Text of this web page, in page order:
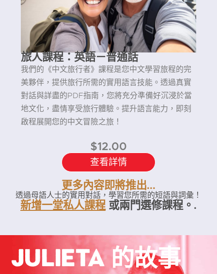
旅人課程：英語－普通話
我們的《中文旅行者》課程是您中文學習旅程的完
美夥伴，提供旅行所需的實用語言技能。透過真實
對話與詳盡的PDF指南，您將充分準備好沉浸於當
地文化，盡情享受旅行體驗。提升語言能力，即刻
啟程展開您的中文冒險之旅！
$12.00
查看詳情
更多內容即將推出...
透過母語人士的實用對話，學習您所需的短語與詞彙！
新增一堂私人課程 或兩門選修課程。.
Julieta 的故事